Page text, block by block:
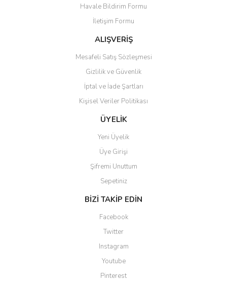
Ürün açıklamasında eksik bilgiler bulunuyor.
Ürün bilgilerinde hatalar bulunuyor.
Ürün fiyatı diğer sitelerden daha pahalı.
Gönder
Havale Bildirim Formu
İletişim Formu
ALIŞVERİŞ
Mesafeli Satış Sözleşmesi
Gizlilik ve Güvenlik
İptal ve İade Şartları
Kişisel Veriler Politikası
ÜYELİK
Yeni Üyelik
Üye Girişi
Şifremi Unuttum
Sepetiniz
BİZİ TAKİP EDİN
Facebook
Twitter
Instagram
Youtube
Pinterest